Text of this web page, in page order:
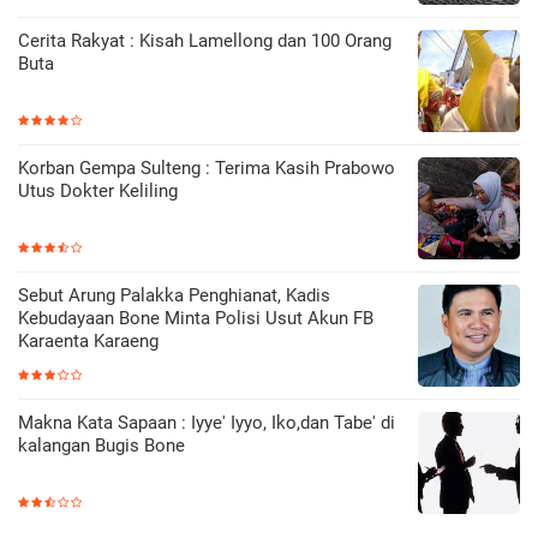
Cerita Rakyat : Kisah Lamellong dan 100 Orang
Buta
Korban Gempa Sulteng : Terima Kasih Prabowo
Utus Dokter Keliling
Sebut Arung Palakka Penghianat, Kadis
Kebudayaan Bone Minta Polisi Usut Akun FB
Karaenta Karaeng
Makna Kata Sapaan : Iyye' Iyyo, Iko,dan Tabe' di
kalangan Bugis Bone